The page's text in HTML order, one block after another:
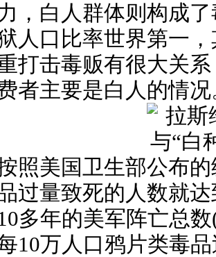
，白人群体则构成
人口比率世界第一
打击毒贩有很大关
者主要是白人的情况
照美国卫生部公布
过量致死的人数就
多年的美军阵亡总
10万人口鸦片类毒